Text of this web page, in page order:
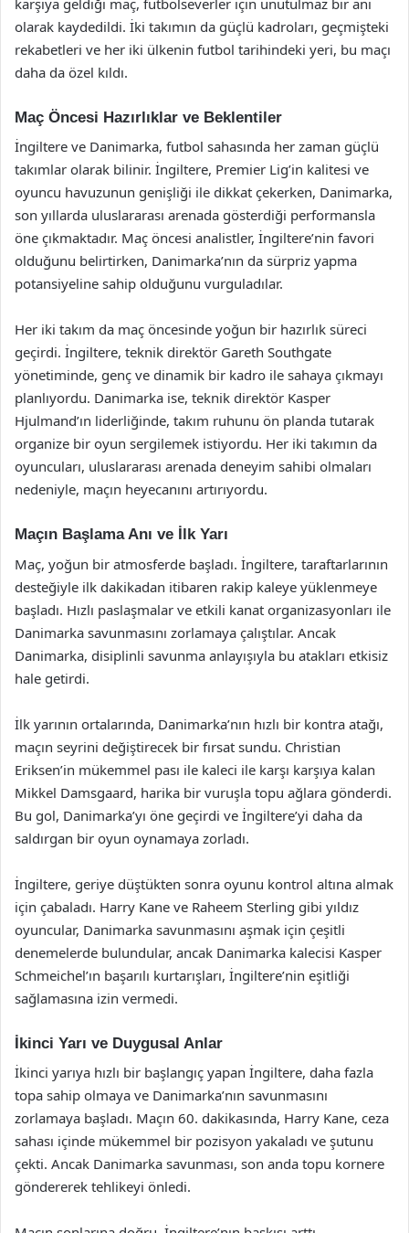
olarak kaydedildi. İki takımın da güçlü kadroları, geçmişteki
rekabetleri ve her iki ülkenin futbol tarihindeki yeri, bu maçı
daha da özel kıldı.
Maç Öncesi Hazırlıklar ve Beklentiler
İngiltere ve Danimarka, futbol sahasında her zaman güçlü
takımlar olarak bilinir. İngiltere, Premier Lig’in kalitesi ve
oyuncu havuzunun genişliği ile dikkat çekerken, Danimarka,
son yıllarda uluslararası arenada gösterdiği performansla
öne çıkmaktadır. Maç öncesi analistler, İngiltere’nin favori
olduğunu belirtirken, Danimarka’nın da sürpriz yapma
potansiyeline sahip olduğunu vurguladılar.
Her iki takım da maç öncesinde yoğun bir hazırlık süreci
geçirdi. İngiltere, teknik direktör Gareth Southgate
yönetiminde, genç ve dinamik bir kadro ile sahaya çıkmayı
planlıyordu. Danimarka ise, teknik direktör Kasper
Hjulmand’ın liderliğinde, takım ruhunu ön planda tutarak
organize bir oyun sergilemek istiyordu. Her iki takımın da
oyuncuları, uluslararası arenada deneyim sahibi olmaları
nedeniyle, maçın heyecanını artırıyordu.
Maçın Başlama Anı ve İlk Yarı
Maç, yoğun bir atmosferde başladı. İngiltere, taraftarlarının
desteğiyle ilk dakikadan itibaren rakip kaleye yüklenmeye
başladı. Hızlı paslaşmalar ve etkili kanat organizasyonları ile
Danimarka savunmasını zorlamaya çalıştılar. Ancak
Danimarka, disiplinli savunma anlayışıyla bu atakları etkisiz
hale getirdi.
İlk yarının ortalarında, Danimarka’nın hızlı bir kontra atağı,
maçın seyrini değiştirecek bir fırsat sundu. Christian
Eriksen’in mükemmel pası ile kaleci ile karşı karşıya kalan
Mikkel Damsgaard, harika bir vuruşla topu ağlara gönderdi.
Bu gol, Danimarka’yı öne geçirdi ve İngiltere’yi daha da
saldırgan bir oyun oynamaya zorladı.
İngiltere, geriye düştükten sonra oyunu kontrol altına almak
için çabaladı. Harry Kane ve Raheem Sterling gibi yıldız
oyuncular, Danimarka savunmasını aşmak için çeşitli
denemelerde bulundular, ancak Danimarka kalecisi Kasper
Schmeichel’ın başarılı kurtarışları, İngiltere’nin eşitliği
sağlamasına izin vermedi.
İkinci Yarı ve Duygusal Anlar
İkinci yarıya hızlı bir başlangıç yapan İngiltere, daha fazla
topa sahip olmaya ve Danimarka’nın savunmasını
zorlamaya başladı. Maçın 60. dakikasında, Harry Kane, ceza
sahası içinde mükemmel bir pozisyon yakaladı ve şutunu
çekti. Ancak Danimarka savunması, son anda topu kornere
göndererek tehlikeyi önledi.